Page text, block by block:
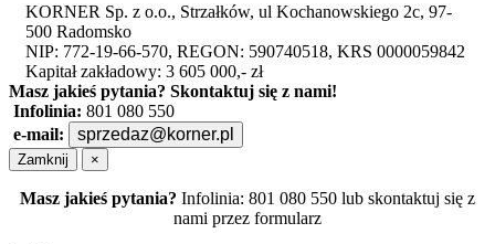
KORNER Sp. z o.o., Strzałków, ul Kochanowskiego 2c, 97-
500 Radomsko
NIP: 772-19-66-570, REGON: 590740518, KRS 0000059842
Kapitał zakładowy: 3 605 000,- zł
Masz jakieś pytania? Skontaktuj się z nami!
Infolinia: 801 080 550
e-mail:
sprzedaz@korner.pl
Zamknij ×
Masz jakieś pytania? Infolinia: 801 080 550 lub skontaktuj się z
nami przez formularz